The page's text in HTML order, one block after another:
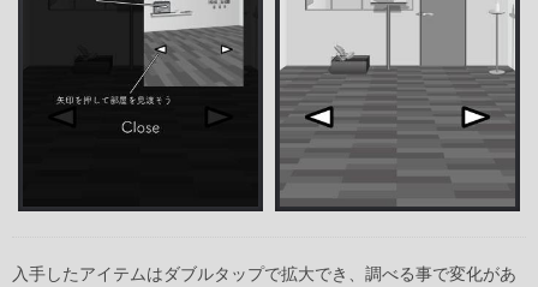
入手したアイテムはダブルタップで拡大でき、調べる事で変化があ